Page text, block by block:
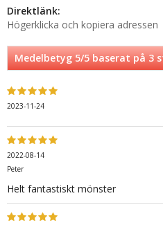
Direktlänk:
Högerklicka och kopiera adressen
Medelbetyg5/5 baserat på3
2023-11-24
2022-08-14
Peter
Helt fantastiskt mönster